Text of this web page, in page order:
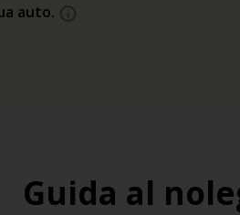
auto.
Guida al